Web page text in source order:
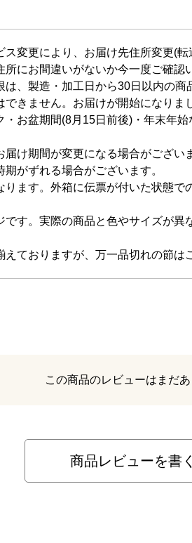
ス変更により、お届け先住所変更(
所にお間違いがないか今一度ご確認
は、製造・加工日から30日以内の商
できません。お届けが開始になり
・お盆期間(8月15日前後)・年末年
届け期間が変更になる場合がござい
期がずれる場合がございます。
ります。外箱に伝票が付いた状態
です。実際の商品と色やサイズが
えておりますが、万一品切れの節は
レビュー
この商品のレビューはまだ
商品レビューを書く